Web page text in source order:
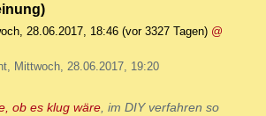
28.06.2017, 18:46 (vor 3327 Tagen) @
Mittwoch, 28.06.2017, 19:20
ob es klug wäre, im DIY verfahren so